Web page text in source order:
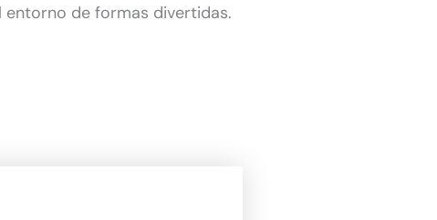
de formas divertidas.